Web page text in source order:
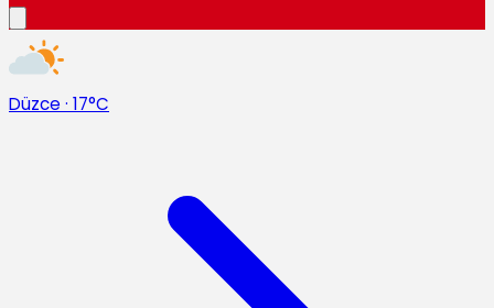
Düzce · 17°C